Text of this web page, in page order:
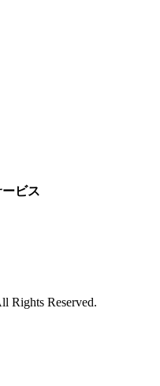
ビス
Rights Reserved.